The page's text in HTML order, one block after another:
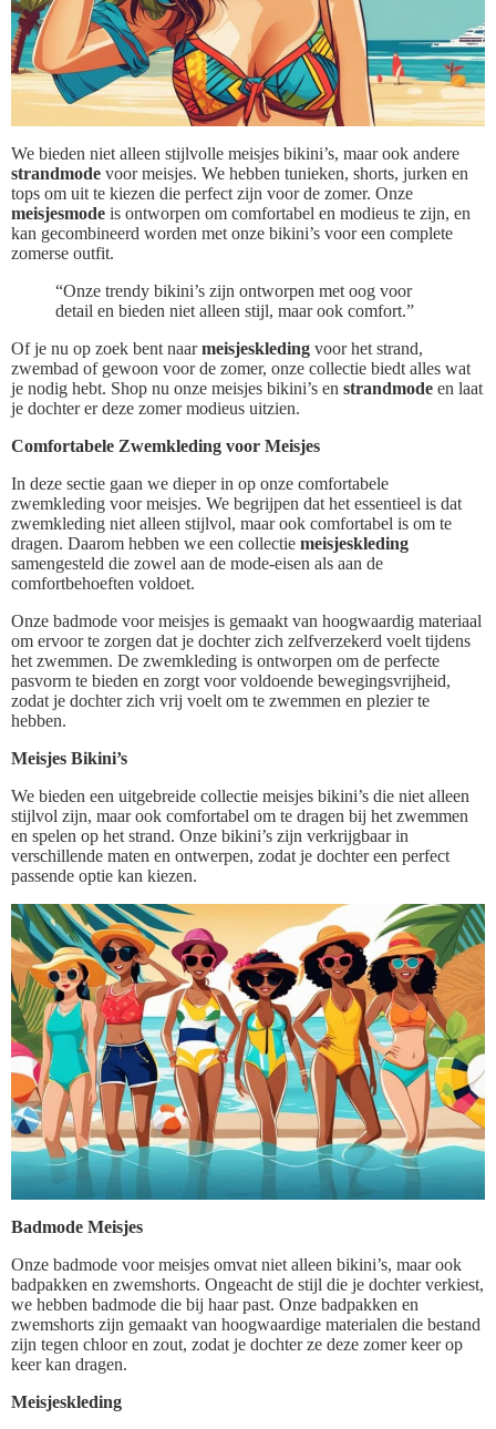
We bieden niet alleen stijlvolle meisjes bikini’s, maar ook andere
strandmode voor meisjes. We hebben tunieken, shorts, jurken en
tops om uit te kiezen die perfect zijn voor de zomer. Onze
meisjesmode is ontworpen om comfortabel en modieus te zijn, en
kan gecombineerd worden met onze bikini’s voor een complete
zomerse outfit.
“Onze trendy bikini’s zijn ontworpen met oog voor
detail en bieden niet alleen stijl, maar ook comfort.”
Of je nu op zoek bent naarmeisjeskleding voor het strand,
zwembad of gewoon voor de zomer, onze collectie biedt alles wat
je nodig hebt. Shop nu onze meisjes bikini’s en strandmode en laat
je dochter er deze zomer modieus uitzien.
Comfortabele Zwemkleding voor Meisjes
In deze sectie gaan we dieper in op onze comfortabele
zwemkleding voor meisjes. We begrijpen dat het essentieel is dat
zwemkleding niet alleen stijlvol, maar ook comfortabel is om te
dragen. Daarom hebben we een collectie meisjeskleding
samengesteld die zowel aan de mode-eisen als aan de
comfortbehoeften voldoet.
Onze badmode voor meisjes is gemaakt van hoogwaardig materiaal
om ervoor te zorgen dat je dochter zich zelfverzekerd voelt tijdens
het zwemmen. De zwemkleding is ontworpen om de perfecte
pasvorm te bieden en zorgt voor voldoende bewegingsvrijheid,
zodat je dochter zich vrij voelt om te zwemmen en plezier te
hebben.
Meisjes Bikini’s
We bieden een uitgebreide collectie meisjes bikini’s die niet alleen
stijlvol zijn, maar ook comfortabel om te dragen bij het zwemmen
en spelen op het strand. Onze bikini’s zijn verkrijgbaar in
verschillende maten en ontwerpen, zodat je dochter een perfect
passende optie kan kiezen.
Badmode Meisjes
Onze badmode voor meisjes omvat niet alleen bikini’s, maar ook
badpakken en zwemshorts. Ongeacht de stijl die je dochter verkiest,
we hebben badmode die bij haar past. Onze badpakken en
zwemshorts zijn gemaakt van hoogwaardige materialen die bestand
zijn tegen chloor en zout, zodat je dochter ze deze zomer keer op
keer kan dragen.
Meisjeskleding